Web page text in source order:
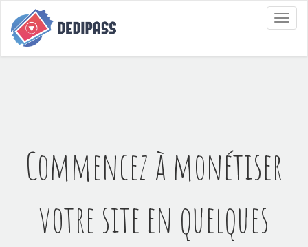
Commencez à monétiser
votre site en quelques